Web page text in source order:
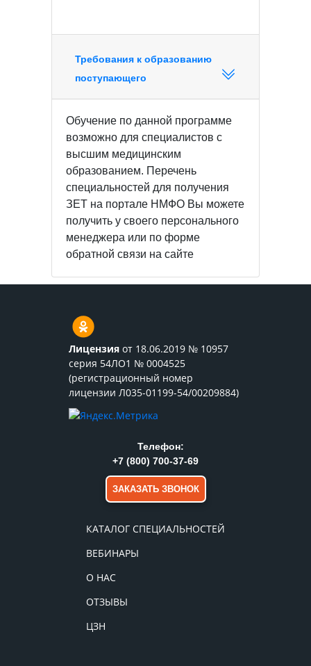
Требования к образованию
поступающего
Обучение по данной программе
возможно для специалистов с
высшим медицинским
образованием. Перечень
специальностей для получения
ЗЕТ на портале НМФО Вы можете
получить у своего персонального
менеджера или по форме
обратной связи на сайте
Лицензия от 18.06.2019 № 10957
серия 54ЛО1 № 0004525
(регистрационный номер
лицензии Л035-01199-54/00209884)
КАТАЛОГ СПЕЦИАЛЬНОСТЕЙ
ВЕБИНАРЫ
О НАС
ОТЗЫВЫ
ЦЗН
Телефон:
+7 (800) 700-37-69
ЗАКАЗАТЬ ЗВОНОК